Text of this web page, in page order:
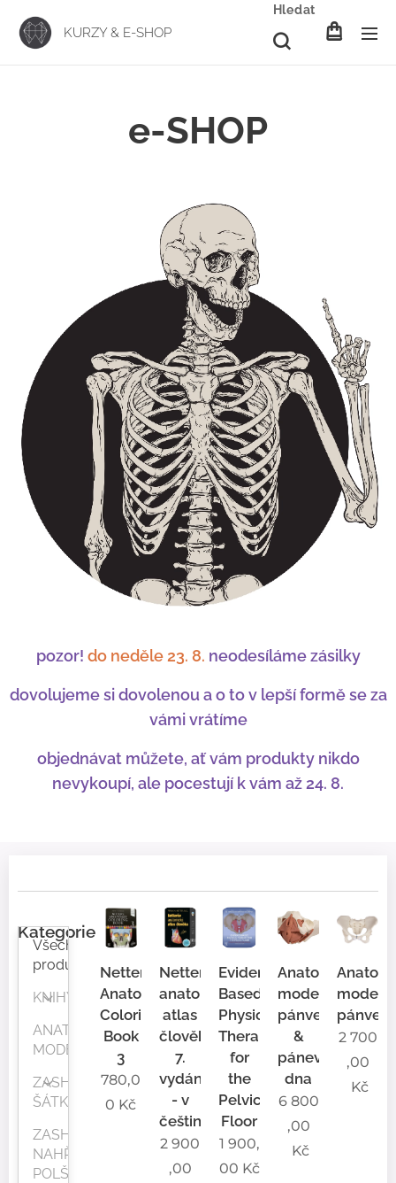
KURZY & E-SHOP
Hledat
e-SHOP
pozor! do neděle 23. 8. neodesíláme zásilky
dovolujeme si dovolenou a o to v lepší formě se za
vámi vrátíme
objednávat můžete, ať vám produkty nikdo
nevykoupí, ale pocestují k vám až 24. 8.
Kategorie
Všechny
produkty
KNIHY
ANATOMICKÉ
MODELY
ZASHA®
ŠÁTKY
ZASHA®
NAHŘÍVACÍ
POLŠTÁŘKY
Netter's
Anatomy
Coloring
Book
3
780,0
0 Kč
Netterův
anatomický
atlas
člověka
7.
vydání
- v
češtině
2 900
,00
Evidence-
Based
Physical
Therapy
for
the
Pelvic
Floor
1 900,
00 Kč
Anatomický
model
pánve
&
pánevního
dna
6 800
,00
Kč
model
pánve
2 700
,00
Kč